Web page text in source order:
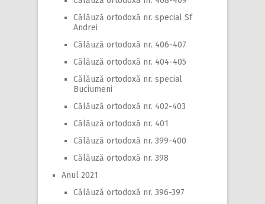
Călăuză ortodoxă nr. special Sf
Andrei
Călăuză ortodoxă nr. 406-407
Călăuză ortodoxă nr. 404-405
Călăuză ortodoxă nr. special
Buciumeni
Călăuză ortodoxă nr. 402-403
Călăuză ortodoxă nr. 401
Călăuză ortodoxă nr. 399-400
Călăuză ortodoxă nr. 398
Anul 2021
Călăuză ortodoxă nr. 396-397